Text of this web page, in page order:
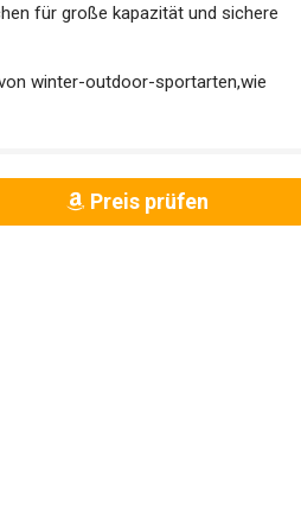
für große kapazität und sichere
winter-outdoor-sportarten,wie
Preis prüfen